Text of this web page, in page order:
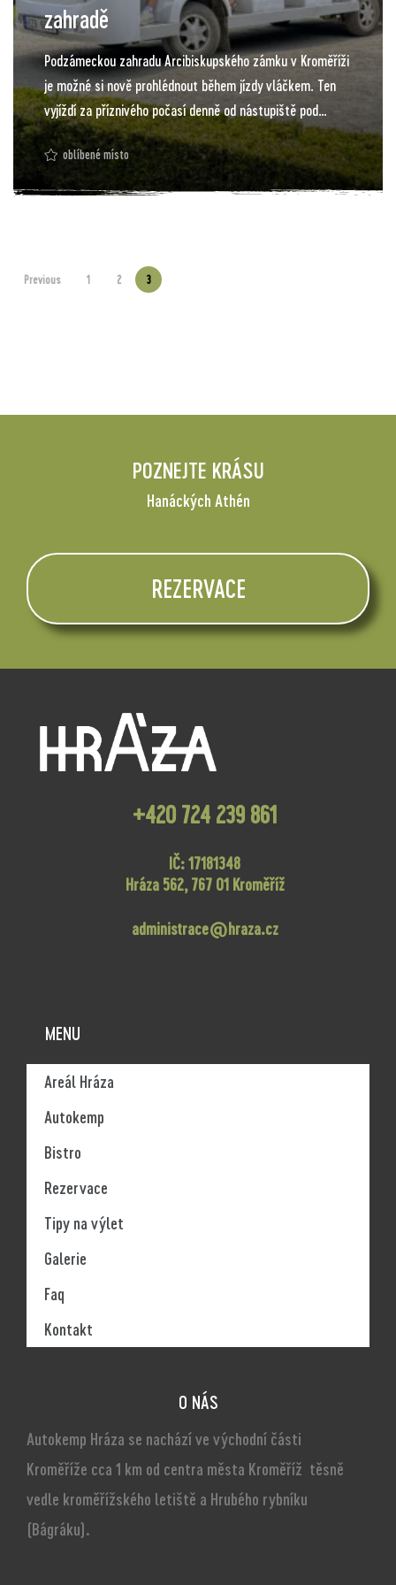
zahradě
Podzámeckou zahradu Arcibiskupského zámku v Kroměříži
je možné si nově prohlédnout během jízdy vláčkem. Ten
vyjíždí za příznivého počasí denně od nástupiště pod
zámeckými schody (sala terrena).
oblíbené místo
Previous 1 2 3
POZNEJTE KRÁSU
Hanáckých Athén
REZERVACE
+420 724 239 861
IČ: 17181348
Hráza 562, 767 01 Kroměříž
administrace@hraza.cz
MENU
Areál Hráza
Autokemp
Bistro
Rezervace
Tipy na výlet
Galerie
Faq
Kontakt
O NÁS
Autokemp Hráza se nachází ve východní části
Kroměříže cca 1 km od centra města Kroměříž těsně
vedle kroměřížského letiště a Hrubého rybníku
(Bágráku).